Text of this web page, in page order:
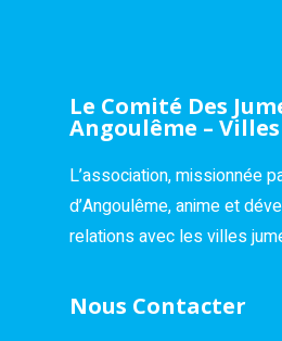
Le Comité Des
Angoulême –
L’association, missionnée
d’Angoulême, anime et
relations avec les villes
Nous Contacter